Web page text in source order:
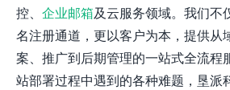
控、 企业邮箱及云服务领域。我们不
名注册通道，更以客户为本，提供从
案、推广到后期管理的一站式全流程
站部署过程中遇到的各种难题，垦派